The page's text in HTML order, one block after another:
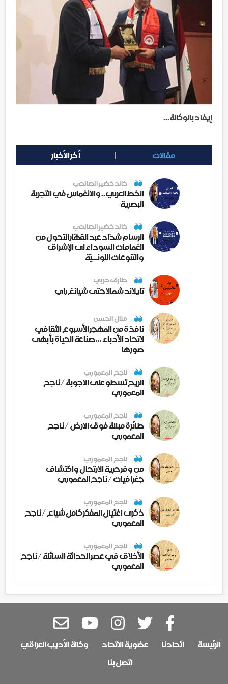
إيفاد بالوكالة...
مقالات أخر الأخبار
خالد خضير الصالحي
الخط العربي.. والانغماس في التجربة
البصرية
خالد خضير الصالحي
الرسام شدّاد عبد القهّار التحول من
الغمامات السوداء لى الإشراق
والتنوعات اللونــيّة
طارق حربي
تايلاند شمالا حتى شيانغ راي
منال الحسن
نافذة من المهجر الأسبوع الثقافي
لاتحاد الأدباء ... صناعة الحياة بأبهى
صورها
ناجح المعموري
الريح تسطو على الاجوبة / ناجح
المعموري
ناجح المعموري
طائرة مبللة فوق الارض / ناجح
المعموري
ناجح المعموري
من وفر حرية الارتحال واكتشاف
جغرافيات / ناجح المعموري
ناجح المعموري
ذكرى اغتيال المفكر كامل شياع / ناجح
المعموري
ناجح المعموري
الأخلاق في عصر الحداثة السائلة / ناجح
المعموري
الرئيسة اتحادنا عضوية الاتحاد
وكالة الأديب العراقي
اتصل بنا